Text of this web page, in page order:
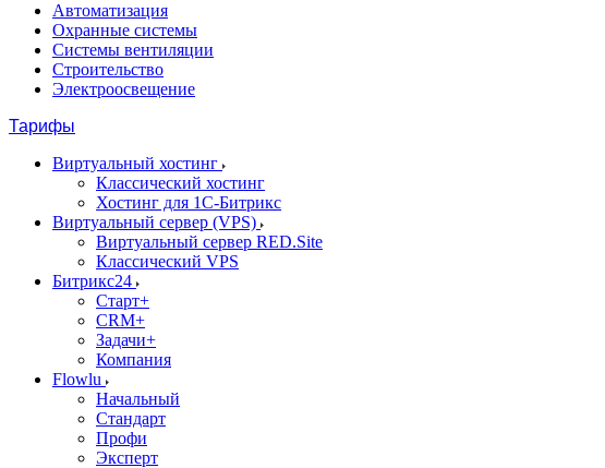
Автоматизация
Охранные системы
Системы вентиляции
Строительство
Электроосвещение
Тарифы
Виртуальный хостинг
Классический хостинг
Хостинг для 1С-Битрикс
Виртуальный сервер (VPS)
Виртуальный сервер RED.Site
Классический VPS
Битрикс24
Старт+
CRM+
Задачи+
Компания
Flowlu
Начальный
Стандарт
Профи
Эксперт